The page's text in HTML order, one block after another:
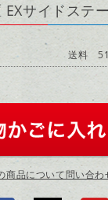
サイドステー
送料
商品について問い合わ